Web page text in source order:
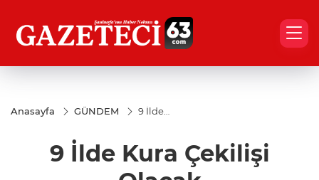
Anasayfa GÜNDEM
9 İlde
Olacak
9 İlde Kura Çekilişi